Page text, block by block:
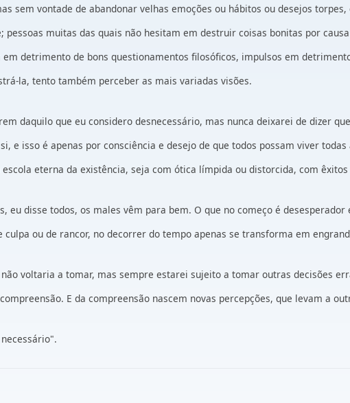
sem vontade de abandonar velhas emoções ou hábitos ou desejos
muitas das quais não hesitam em destruir coisas bonitas por
detrimento de bons questionamentos filosóficos, impulsos em
la, tento também perceber as mais variadas visões.
daquilo que eu considero desnecessário, mas nunca deixarei de dizer
e isso é apenas por consciência e desejo de que todos possam viver
eterna da existência, seja com ótica límpida ou distorcida, com
eu disse todos, os males vêm para bem. O que no começo é
ou de rancor, no decorrer do tempo apenas se transforma em
voltaria a tomar, mas sempre estarei sujeito a tomar outras decisões
E da compreensão nascem novas percepções, que levam a